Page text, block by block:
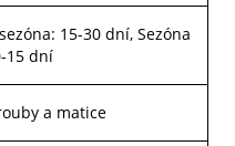
15-30 dní, Sezóna
15 dní
a matice